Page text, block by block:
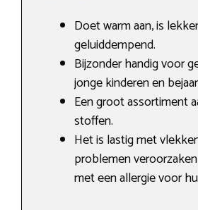
Doet warm aan, is
geluiddempend.
Bijzonder handig voor
jonge kinderen en
Een groot assortiment
stoffen.
Het is lastig met
problemen
met een allergie voor